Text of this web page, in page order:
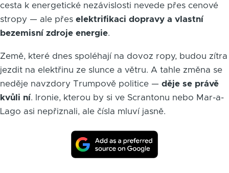
cesta k energetické nezávislosti nevede přes cenové
stropy — ale přes elektrifikaci dopravy a vlastní
bezemisní zdroje energie.
Země, které dnes spoléhají na dovoz ropy, budou zítra
jezdit na elektřinu ze slunce a větru. A tahle změna se
neděje navzdory Trumpově politice — děje se právě
kvůli ní. Ironie, kterou by si ve Scrantonu nebo Mar-a-
Lago asi nepřiznali, ale čísla mluví jasně.